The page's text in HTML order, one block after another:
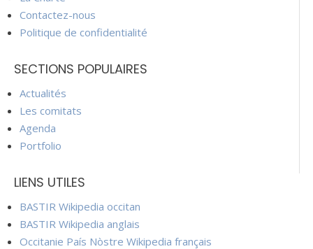
Contactez-nous
Politique de confidentialité
SECTIONS POPULAIRES
Actualités
Les comitats
Agenda
Portfolio
LIENS UTILES
BASTIR Wikipedia occitan
BASTIR Wikipedia anglais
Occitanie País Nòstre Wikipedia français